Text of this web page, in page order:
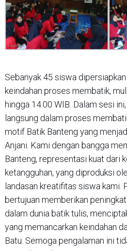
Sebanyak 45 siswa
keindahan proses membatik,
hingga 14.00 WIB. Dalam sesi
langsung dalam proses
motif Batik Banteng yang
Anjani. Kami dengan bangga
Banteng, representasi kuat dari
ketangguhan, yang diproduksi
landasan kreatifitas siswa kami.
bertujuan memberikan
dalam dunia batik tulis,
yang memancarkan keindahan
Batu. Semoga pengalaman ini